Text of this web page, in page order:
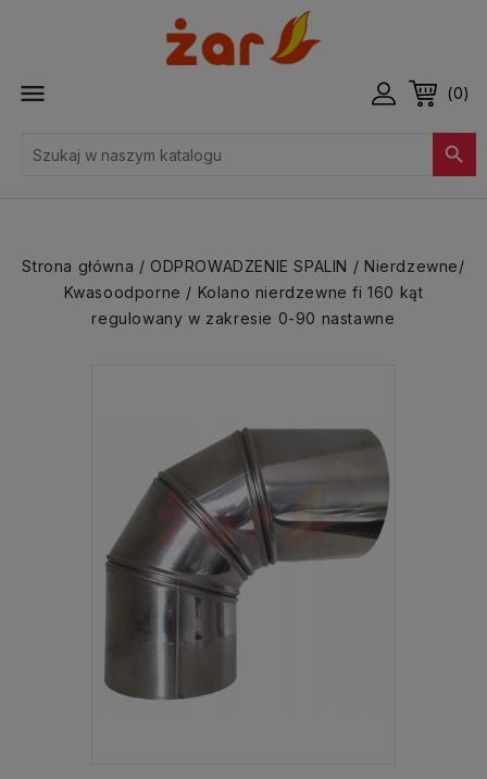
 (0)

Strona główna ODPROWADZENIE SPALIN
Nierdzewne/
Kwasoodporne
Kolano nierdzewne fi 160 kąt
regulowany w zakresie 0-90 nastawne